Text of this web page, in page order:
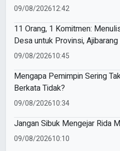
09/08/202612:42
11 Orang, 1 Komitmen:
Desa untuk Provinsi, Ajibarang
2026
09/08/202610:45
Mengapa Pemimpin Sering
Berkata Tidak?
09/08/202610:34
Jangan Sibuk Mengejar Rida
09/08/202610:10